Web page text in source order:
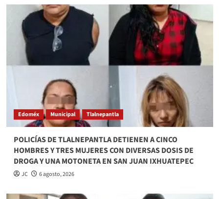
Edoméx Municipal Tlalnepantla
POLICÍAS DE TLALNEPANTLA DETIENEN A CINCO
HOMBRES Y TRES MUJERES CON DIVERSAS DOSIS DE
DROGA Y UNA MOTONETA EN SAN JUAN IXHUATEPEC
JC 6 agosto, 2026